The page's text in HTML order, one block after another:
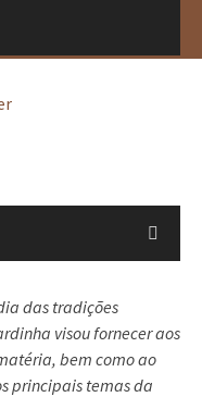
das tradições
visou fornecer aos
bem como ao
principais temas da